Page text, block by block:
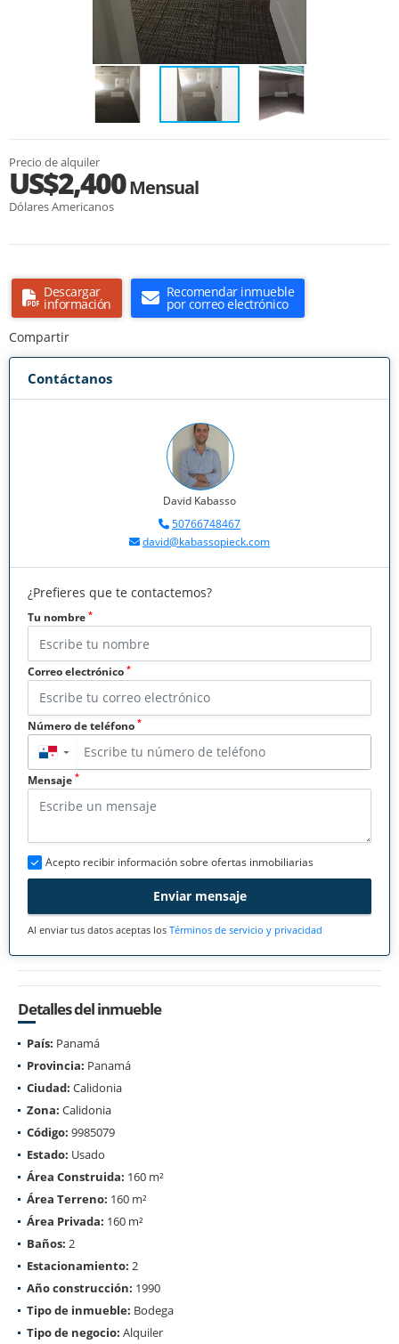
Precio de alquiler
US$2,400Mensual
Dólares Americanos
Descargar
información
Recomendar inmueble
por correo electrónico
Compartir
Contáctanos
David Kabasso
50766748467
david@kabassopieck.com
¿Prefieres que te contactemos?
Tu nombre *
Correo electrónico *
Número de teléfono *
▼
Mensaje *
Acepto recibir información sobre ofertas inmobiliarias
Enviar mensaje
Al enviar tus datos aceptas los Términos de servicio y privacidad
Detalles del inmueble
País: Panamá
Provincia: Panamá
Ciudad: Calidonia
Zona: Calidonia
Código: 9985079
Estado: Usado
Área Construida: 160 m²
Área Terreno: 160 m²
Área Privada: 160 m²
Baños: 2
Estacionamiento: 2
Año construcción: 1990
Tipo de inmueble: Bodega
Tipo de negocio: Alquiler